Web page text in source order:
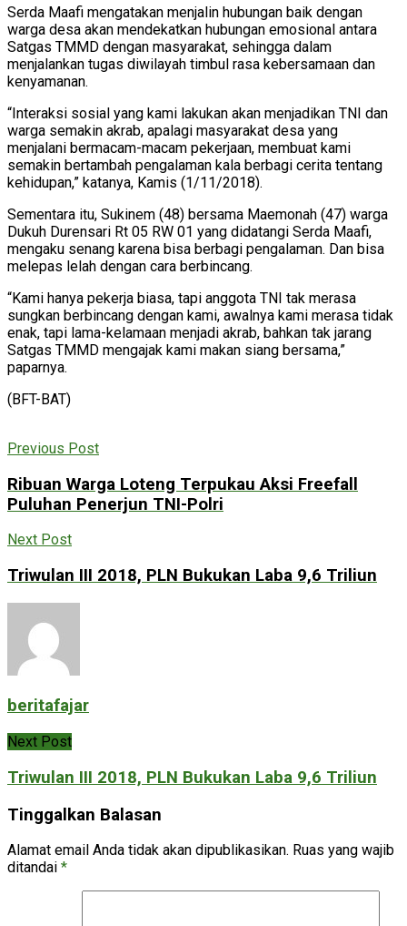
Serda Maafi mengatakan menjalin hubungan baik dengan
warga desa akan mendekatkan hubungan emosional antara
Satgas TMMD dengan masyarakat, sehingga dalam
menjalankan tugas diwilayah timbul rasa kebersamaan dan
kenyamanan.
“Interaksi sosial yang kami lakukan akan menjadikan TNI dan
warga semakin akrab, apalagi masyarakat desa yang
menjalani bermacam-macam pekerjaan, membuat kami
semakin bertambah pengalaman kala berbagi cerita tentang
kehidupan,” katanya, Kamis (1/11/2018).
Sementara itu, Sukinem (48) bersama Maemonah (47) warga
Dukuh Durensari Rt 05 RW 01 yang didatangi Serda Maafi,
mengaku senang karena bisa berbagi pengalaman. Dan bisa
melepas lelah dengan cara berbincang.
“Kami hanya pekerja biasa, tapi anggota TNI tak merasa
sungkan berbincang dengan kami, awalnya kami merasa tidak
enak, tapi lama-kelamaan menjadi akrab, bahkan tak jarang
Satgas TMMD mengajak kami makan siang bersama,”
paparnya.
(BFT-BAT)
Previous Post
Ribuan Warga Loteng Terpukau Aksi Freefall
Puluhan Penerjun TNI-Polri
Next Post
Triwulan III 2018, PLN Bukukan Laba 9,6 Triliun
beritafajar
Next Post
Triwulan III 2018, PLN Bukukan Laba 9,6 Triliun
Tinggalkan Balasan
Alamat email Anda tidak akan dipublikasikan. Ruas yang wajib
ditandai *